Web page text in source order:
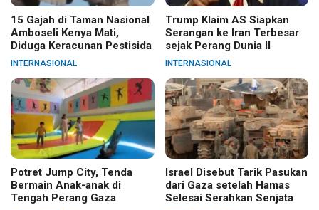
15 Gajah di Taman Nasional
Amboseli Kenya Mati,
Diduga Keracunan Pestisida
INTERNASIONAL
Trump Klaim AS Siapkan
Serangan ke Iran Terbesar
sejak Perang Dunia II
INTERNASIONAL
Potret Jump City, Tenda
Bermain Anak-anak di
Tengah Perang Gaza
Israel Disebut Tarik Pasukan
dari Gaza setelah Hamas
Selesai Serahkan Senjata